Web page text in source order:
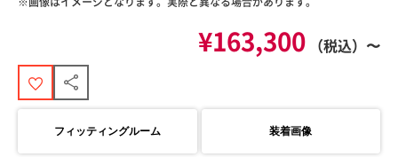
¥163,300 （税込）〜
フィッティングルーム 装着画像